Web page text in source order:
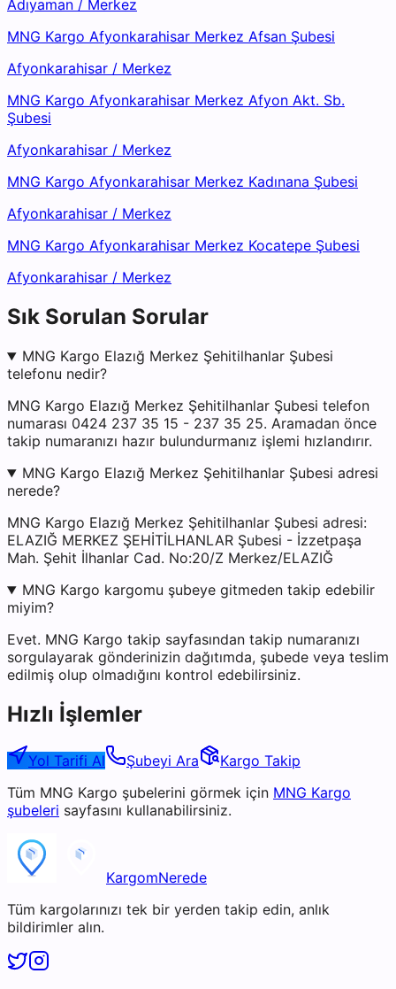
Adıyaman / Merkez
MNG Kargo Afyonkarahisar Merkez Afsan Şubesi
Afyonkarahisar / Merkez
MNG Kargo Afyonkarahisar Merkez Afyon Akt. Sb.
Şubesi
Afyonkarahisar / Merkez
MNG Kargo Afyonkarahisar Merkez Kadınana Şubesi
Afyonkarahisar / Merkez
MNG Kargo Afyonkarahisar Merkez Kocatepe Şubesi
Afyonkarahisar / Merkez
Sık Sorulan Sorular
MNG Kargo Elazığ Merkez Şehitilhanlar Şubesi
telefonu nedir?
MNG Kargo Elazığ Merkez Şehitilhanlar Şubesi telefon
numarası 0424 237 35 15 - 237 35 25. Aramadan önce
takip numaranızı hazır bulundurmanız işlemi hızlandırır.
MNG Kargo Elazığ Merkez Şehitilhanlar Şubesi adresi
nerede?
MNG Kargo Elazığ Merkez Şehitilhanlar Şubesi adresi:
ELAZIĞ MERKEZ ŞEHİTİLHANLAR Şubesi - İzzetpaşa
Mah. Şehit İlhanlar Cad. No:20/Z Merkez/ELAZIĞ
MNG Kargo kargomu şubeye gitmeden takip edebilir
miyim?
Evet. MNG Kargo takip sayfasından takip numaranızı
sorgulayarak gönderinizin dağıtımda, şubede veya teslim
edilmiş olup olmadığını kontrol edebilirsiniz.
Hızlı İşlemler
Yol Tarifi Al Şubeyi Ara
Kargo Takip
Tüm MNG Kargo şubelerini görmek için MNG Kargo
şubeleri sayfasını kullanabilirsiniz.
KargomNerede
Tüm kargolarınızı tek bir yerden takip edin, anlık
bildirimler alın.